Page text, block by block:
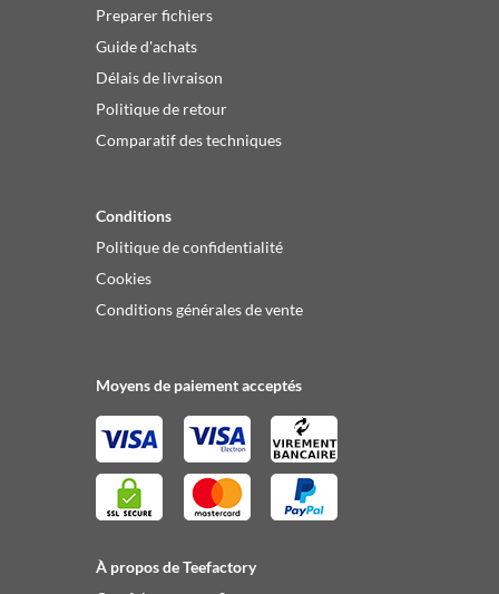
Preparer fichiers
Guide d'achats
Délais de livraison
Politique de retour
Comparatif des techniques
Conditions
Politique de confidentialité
Cookies
Conditions générales de vente
Moyens de paiement acceptés
À propos de Teefactory